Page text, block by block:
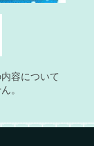
容について
。